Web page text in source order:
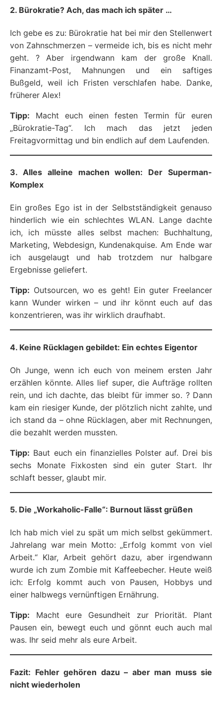
2. Bürokratie? Ach, das mach ich später …
Ich gebe es zu: Bürokratie hat bei mir den Stellenwert
von Zahnschmerzen – vermeide ich, bis es nicht mehr
geht. ? Aber irgendwann kam der große Knall.
Finanzamt-Post, Mahnungen und ein saftiges
Bußgeld, weil ich Fristen verschlafen habe. Danke,
früherer Alex!
Tipp: Macht euch einen festen Termin für euren
„Bürokratie-Tag“. Ich mach das jetzt jeden
Freitagvormittag und bin endlich auf dem Laufenden.
3. Alles alleine machen wollen: Der Superman-
Komplex
Ein großes Ego ist in der Selbstständigkeit genauso
hinderlich wie ein schlechtes WLAN. Lange dachte
ich, ich müsste alles selbst machen: Buchhaltung,
Marketing, Webdesign, Kundenakquise. Am Ende war
ich ausgelaugt und hab trotzdem nur halbgare
Ergebnisse geliefert.
Tipp: Outsourcen, wo es geht! Ein guter Freelancer
kann Wunder wirken – und ihr könnt euch auf das
konzentrieren, was ihr wirklich draufhabt.
4. Keine Rücklagen gebildet: Ein echtes Eigentor
Oh Junge, wenn ich euch von meinem ersten Jahr
erzählen könnte. Alles lief super, die Aufträge rollten
rein, und ich dachte, das bleibt für immer so. ? Dann
kam ein riesiger Kunde, der plötzlich nicht zahlte, und
ich stand da – ohne Rücklagen, aber mit Rechnungen,
die bezahlt werden mussten.
Tipp: Baut euch ein finanzielles Polster auf. Drei bis
sechs Monate Fixkosten sind ein guter Start. Ihr
schlaft besser, glaubt mir.
5. Die „Workaholic-Falle“: Burnout lässt grüßen
Ich hab mich viel zu spät um mich selbst gekümmert.
Jahrelang war mein Motto: „Erfolg kommt von viel
Arbeit.“ Klar, Arbeit gehört dazu, aber irgendwann
wurde ich zum Zombie mit Kaffeebecher. Heute weiß
ich: Erfolg kommt auch von Pausen, Hobbys und
einer halbwegs vernünftigen Ernährung.
Tipp: Macht eure Gesundheit zur Priorität. Plant
Pausen ein, bewegt euch und gönnt euch auch mal
was. Ihr seid mehr als eure Arbeit.
Fazit: Fehler gehören dazu – aber man muss sie
nicht wiederholen